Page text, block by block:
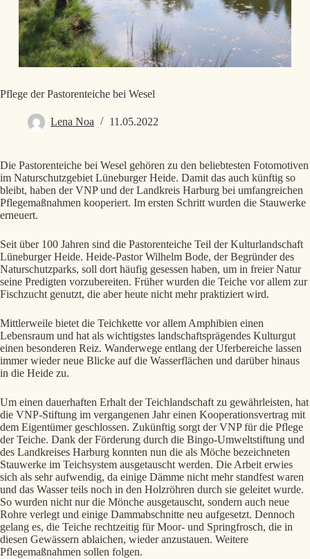
Pflege der Pastorenteiche bei Wesel
Lena Noa 11.05.2022
Die Pastorenteiche bei Wesel gehören zu den beliebtesten Fotomotiven
im Naturschutzgebiet Lüneburger Heide. Damit das auch künftig so
bleibt, haben der VNP und der Landkreis Harburg bei umfangreichen
Pflegemaßnahmen kooperiert. Im ersten Schritt wurden die Stauwerke
erneuert.
Seit über 100 Jahren sind die Pastorenteiche Teil der Kulturlandschaft
Lüneburger Heide. Heide-Pastor Wilhelm Bode, der Begründer des
Naturschutzparks, soll dort häufig gesessen haben, um in freier Natur
seine Predigten vorzubereiten. Früher wurden die Teiche vor allem zur
Fischzucht genutzt, die aber heute nicht mehr praktiziert wird.
Mittlerweile bietet die Teichkette vor allem Amphibien einen
Lebensraum und hat als wichtigstes landschaftsprägendes Kulturgut
einen besonderen Reiz. Wanderwege entlang der Uferbereiche lassen
immer wieder neue Blicke auf die Wasserflächen und darüber hinaus
in die Heide zu.
Um einen dauerhaften Erhalt der Teichlandschaft zu gewährleisten, hat
die VNP-Stiftung im vergangenen Jahr einen Kooperationsvertrag mit
dem Eigentümer geschlossen. Zukünftig sorgt der VNP für die Pflege
der Teiche. Dank der Förderung durch die Bingo-Umweltstiftung und
des Landkreises Harburg konnten nun die als Möche bezeichneten
Stauwerke im Teichsystem ausgetauscht werden. Die Arbeit erwies
sich als sehr aufwendig, da einige Dämme nicht mehr standfest waren
und das Wasser teils noch in den Holzröhren durch sie geleitet wurde.
So wurden nicht nur die Mönche ausgetauscht, sondern auch neue
Rohre verlegt und einige Dammabschnitte neu aufgesetzt. Dennoch
gelang es, die Teiche rechtzeitig für Moor- und Springfrosch, die in
diesen Gewässern ablaichen, wieder anzustauen. Weitere
Pflegemaßnahmen sollen folgen.